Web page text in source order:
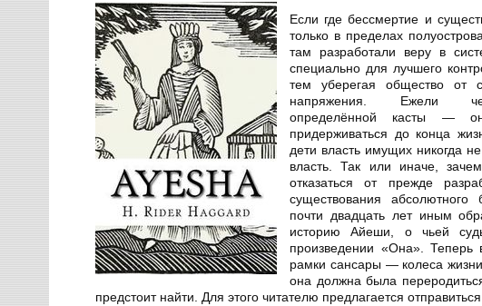
Если где бессмертие и
только в пределах
там разработали веру в
специально для лучшего
тем уберегая общество от
напряжения. Ежели
определённой касты —
придерживаться до конца
дети власть имущих никогда
власть. Так или иначе,
отказаться от прежде
существования абсолютного
почти двадцать лет иным
историю Айеши, о чьей
произведении «Она». Теперь
рамки сансары — колеса
она должна была
предстоит найти. Для этого читателю предлагается